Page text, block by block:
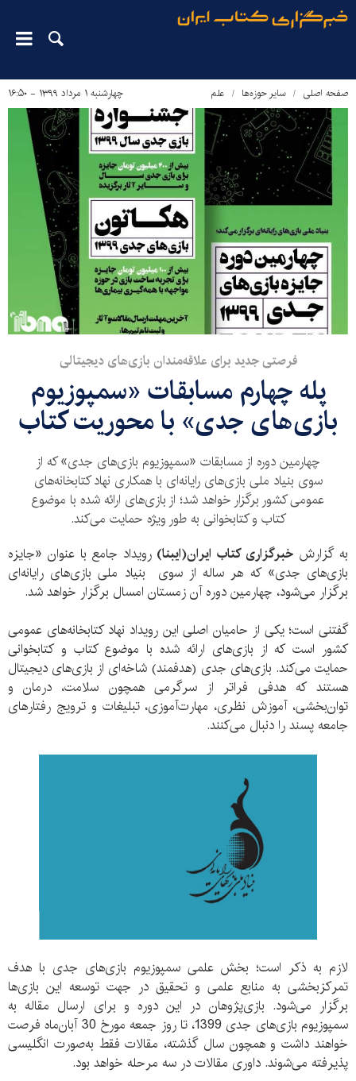
صفحه اصلی سایر حوزه‌ها علم چهارشنبه ۱ مرداد ۱۳۹۹ - ۱۶:۵۰
فرصتی جدید برای علاقه‌مندان بازی‌های دیجیتالی
پله چهارم مسابقات «سمپوزیوم
بازی‌های جدی» با محوریت کتاب
چهارمین دوره از مسابقات «سمپوزیوم بازی‌های جدی» که از
سوی بنیاد ملی بازی‌های رایانه‌ای با همکاری نهاد کتابخانه‌های
عمومی کشور برگزار خواهد شد؛ از بازی­‌های ارائه شده با موضوع
کتاب و کتابخوانی به طور ویژه حمایت می‌کند.
به گزارش خبرگزاری کتاب ایران(ایبنا) رویداد جامع با عنوان «جایزه
بازی‌های جدی» که هر ساله از سوی بنیاد ملی بازی‌های رایانه‌ای
برگزار می‌شود، چهارمین دوره آن زمستان امسال برگزار خواهد شد.
گفتنی است؛ یکی از حامیان اصلی این رویداد نهاد کتابخانه‌های عمومی
کشور است که از بازی­‌های ارائه شده با موضوع کتاب و کتابخوانی
حمایت می‌کند. بازی‌های جدی (هدفمند) شاخه‌ای از بازی‌های دیجیتال
هستند که هدفی فراتر از سرگرمی همچون سلامت، درمان و
توان‌بخشی، آموزش نظری، مهارت‌آموزی، تبلیغات و ترویج رفتارهای
جامعه پسند را دنبال می‌کنند.
لازم به ذکر است؛ بخش علمی سمپوزیوم بازی‌های جدی با هدف
تمرکزبخشی به منابع علمی و تحقیق در جهت توسعه این بازی‌ها
برگزار می‌شود. بازی‌پژوهان در این دوره و برای ارسال مقاله به
سمپوزیوم بازی‌های جدی 1399، تا روز جمعه مورخ 30 آبان‌ماه فرصت
خواهند داشت و همچون سال گذشته، مقالات فقط به‌صورت انگلیسی
پذیرفته می‌شوند. داوری مقالات در سه مرحله خواهد بود.